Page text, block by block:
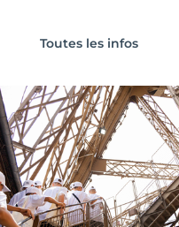
Toutes les infos